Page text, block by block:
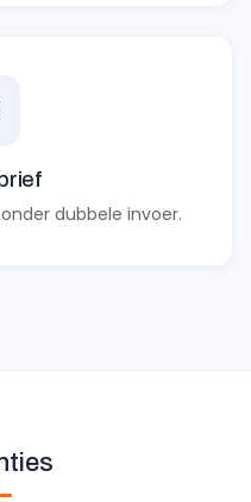
dubbele invoer.